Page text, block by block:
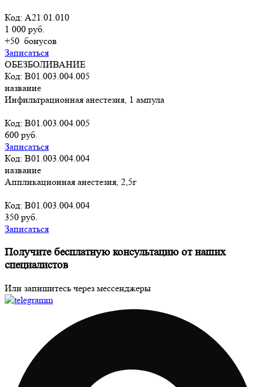
Код: A21.01.010
1 000 руб.
+50 бонусов
Записаться
ОБЕЗБОЛИВАНИЕ
Код: B01.003.004.005
название
Инфильтрационная анестезия, 1 ампула
Код: B01.003.004.005
600 руб.
Записаться
Код: B01.003.004.004
название
Аппликационная анестезия, 2,5г
Код: B01.003.004.004
350 руб.
Записаться
Получите бесплатную консультацию от наших
специалистов
Или запишитесь через мессенджеры